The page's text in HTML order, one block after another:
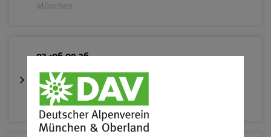
München
02.-06.09.26
Durchquerung der Monzoni- und der Latemargruppe
Dolomiten